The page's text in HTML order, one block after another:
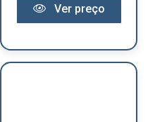
Ver preço